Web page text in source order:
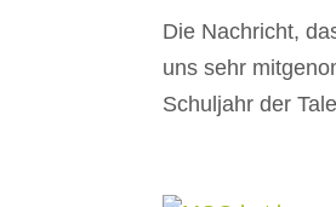
Die Nachricht,
uns sehr
Schuljahr der